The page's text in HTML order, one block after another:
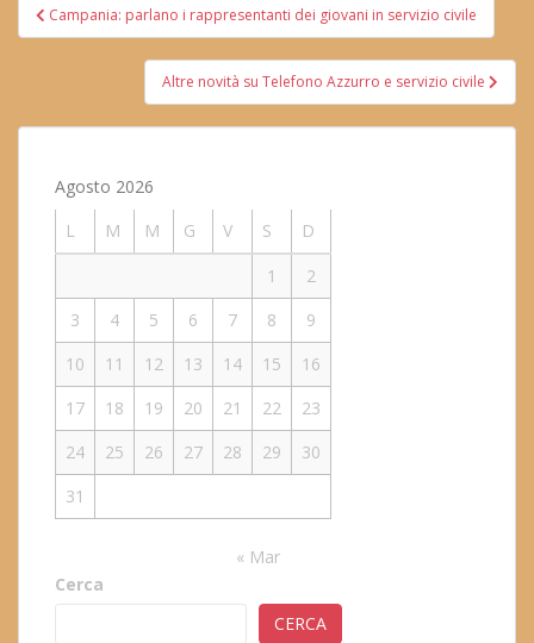
articoli
Campania: parlano i rappresentanti dei giovani in servizio civile
Altre novità su Telefono Azzurro e servizio civile
Agosto 2026
L
M M G V S
D
1
2
3
4 5 6 7 8
9
10
11 12 13 14 15
16
17
18 19 20 21 22
23
24
25 26 27 28 29
30
31
« Mar
Cerca
CERCA